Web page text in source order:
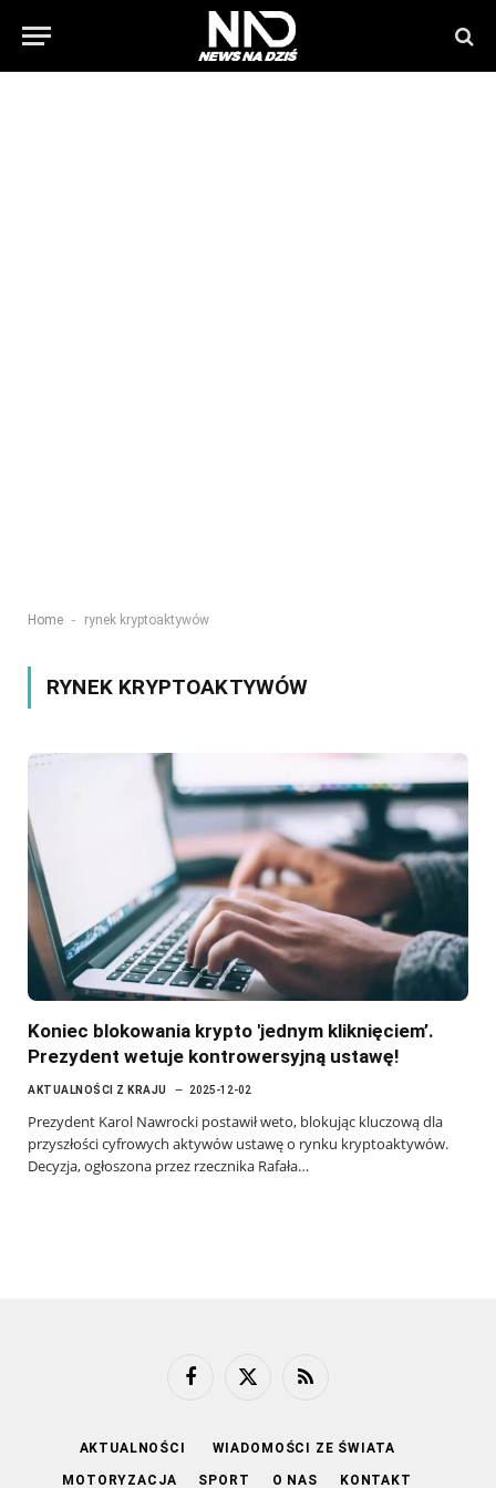
Home - rynek kryptoaktywów
RYNEK KRYPTOAKTYWÓW
Koniec blokowania krypto 'jednym kliknięciem’.
Prezydent wetuje kontrowersyjną ustawę!
AKTUALNOŚCI Z KRAJU 2025-12-02
Prezydent Karol Nawrocki postawił weto, blokując kluczową dla
przyszłości cyfrowych aktywów ustawę o rynku kryptoaktywów.
Decyzja, ogłoszona przez rzecznika Rafała…
FacebookX
RSS
AKTUALNOŚCI WIADOMOŚCI ZE ŚWIATA
MOTORYZACJA SPORT O NAS KONTAKT